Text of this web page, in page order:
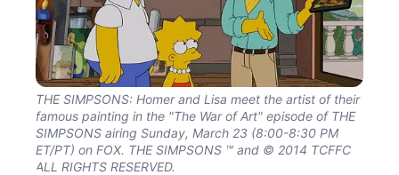
THE SIMPSONS: Homer and Lisa meet the artist of their
famous painting in the "The War of Art" episode of THE
SIMPSONS airing Sunday, March 23 (8:00-8:30 PM
ET/PT) on FOX. THE SIMPSONS ™ and © 2014 TCFFC
ALL RIGHTS RESERVED.